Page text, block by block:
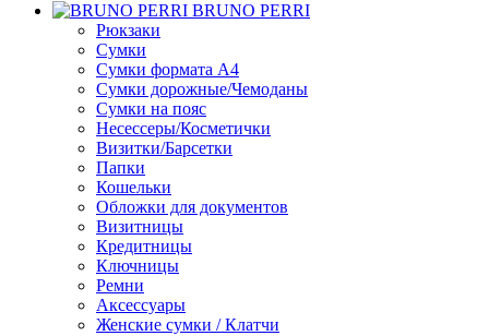
BRUNO PERRI
Рюкзаки
Сумки
Сумки формата А4
Сумки дорожные/Чемоданы
Сумки на пояс
Несессеры/Косметички
Визитки/Барсетки
Папки
Кошельки
Обложки для документов
Визитницы
Кредитницы
Ключницы
Ремни
Аксессуары
Женские сумки / Клатчи